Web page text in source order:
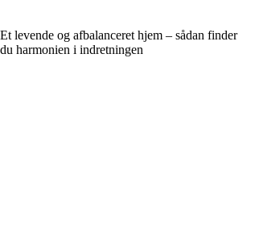
Et levende og afbalanceret hjem – sådan finder
du harmonien i indretningen